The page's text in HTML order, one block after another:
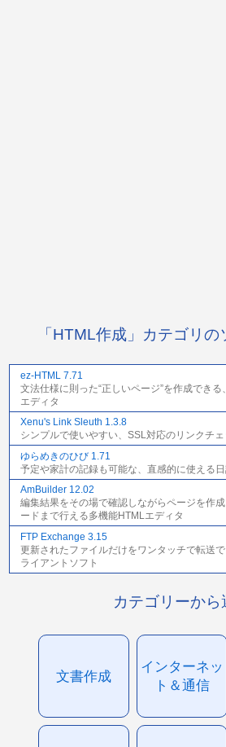
「HTML作成」カテゴリ
ez-HTML 7.71
文法仕様に則った“正しいページ”を作成できる
エディタ
Xenu's Link Sleuth 1.3.8
シンプルで使いやすい、SSL対応のリンクチェ
ゆらめきのひび 1.71
予定や家計の記録も可能な、直感的に使える
AmBuilder 12.02
編集結果をその場で確認しながらページを作
ードまで行える多機能HTMLエディタ
FTP Exchange 3.15
更新されたファイルだけをワンタッチで転送
ライアントソフト
カテゴリーから
文書作成
インターネッ
ト＆通信